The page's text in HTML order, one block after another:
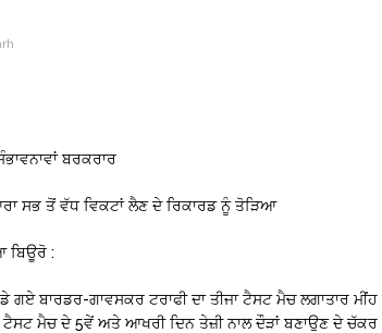
ਬਰਕਰਾਰ
ਸਭ ਤੋਂ ਵੱਧ ਵਿਕਟਾਂ ਲੈਣ ਦੇ ਰਿਕਾਰਡ ਨੂੰ ਤੋੜਿਆ
ਬਿਊਰੋ :
ਗਏ ਬਾਰਡਰ-ਗਾਵਸਕਰ ਟਰਾਫੀ ਦਾ ਤੀਜਾ ਟੈਸਟ ਮੈਚ ਲਗਾਤਾਰ
ਮੈਚ ਦੇ 5ਵੇਂ ਅਤੇ ਆਖਰੀ ਦਿਨ ਤੇਜ਼ੀ ਨਾਲ ਦੌੜਾਂ ਬਣਾਉਣ ਦੇ